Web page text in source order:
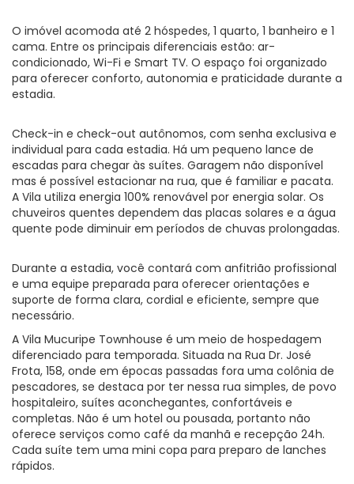
O imóvel acomoda até 2 hóspedes, 1 quarto, 1 banheiro e 1
cama. Entre os principais diferenciais estão: ar-
condicionado, Wi-Fi e Smart TV. O espaço foi organizado
para oferecer conforto, autonomia e praticidade durante a
estadia.
Check-in e check-out autônomos, com senha exclusiva e
individual para cada estadia. Há um pequeno lance de
escadas para chegar às suítes. Garagem não disponível
mas é possível estacionar na rua, que é familiar e pacata.
A Vila utiliza energia 100% renovável por energia solar. Os
chuveiros quentes dependem das placas solares e a água
quente pode diminuir em períodos de chuvas prolongadas.
Durante a estadia, você contará com anfitrião profissional
e uma equipe preparada para oferecer orientações e
suporte de forma clara, cordial e eficiente, sempre que
necessário.
A Vila Mucuripe Townhouse é um meio de hospedagem
diferenciado para temporada. Situada na Rua Dr. José
Frota, 158, onde em épocas passadas fora uma colônia de
pescadores, se destaca por ter nessa rua simples, de povo
hospitaleiro, suítes aconchegantes, confortáveis e
completas. Não é um hotel ou pousada, portanto não
oferece serviços como café da manhã e recepção 24h.
Cada suíte tem uma mini copa para preparo de lanches
rápidos.